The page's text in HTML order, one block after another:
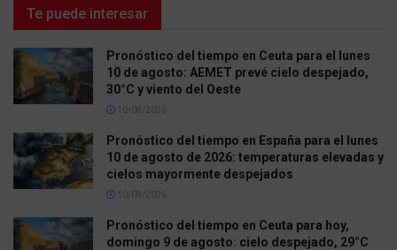
Te puede interesar
Pronóstico del tiempo en Ceuta para el lunes
10 de agosto: AEMET prevé cielo despejado,
30°C y viento del Oeste
10/08/2026
Pronóstico del tiempo en España para el lunes
10 de agosto de 2026: temperaturas elevadas y
cielos mayormente despejados
10/08/2026
Pronóstico del tiempo en Ceuta para hoy,
domingo 9 de agosto: cielo despejado, 29°C